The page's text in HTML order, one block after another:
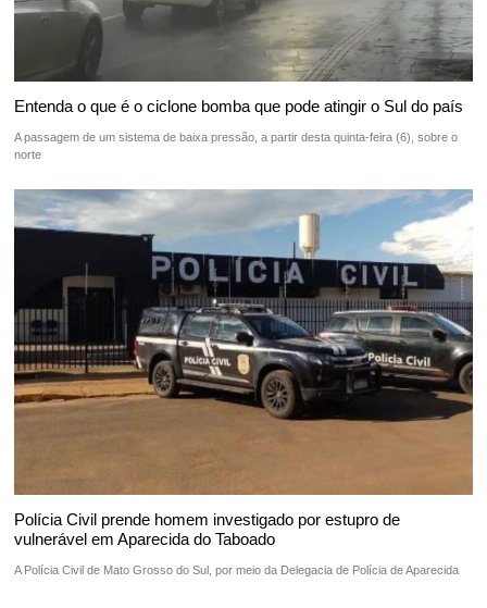
Entenda o que é o ciclone bomba que pode atingir o Sul do país
A passagem de um sistema de baixa pressão, a partir desta quinta-feira (6), sobre o
norte
Polícia Civil prende homem investigado por estupro de
vulnerável em Aparecida do Taboado
A Polícia Civil de Mato Grosso do Sul, por meio da Delegacia de Polícia de Aparecida